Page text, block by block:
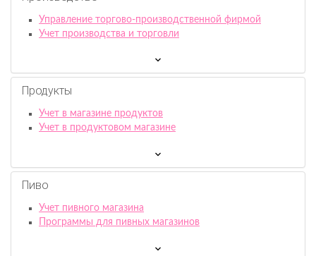
Управление торгово-производственной фирмой
Учет производства и торговли
Продукты
Учет в магазине продуктов
Учет в продуктовом магазине
Пиво
Учет пивного магазина
Программы для пивных магазинов